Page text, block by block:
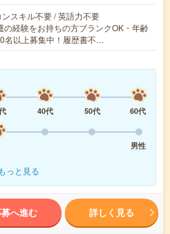
スキル不要 / 英語力不要
の経験をお持ちの方ブランクOK・年齢
名以上募集中！履歴書不…
40代 50代
60代
男性
もっと見る
へ進む 詳しく見る